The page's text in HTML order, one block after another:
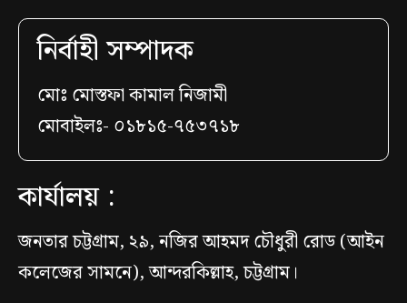
নির্বাহী সম্পাদক
মোঃ মোস্তফা কামাল নিজামী
মোবাইলঃ- ০১৮১৫-৭৫৩৭১৮
কার্যালয় :
জনতার চট্টগ্রাম, ২৯, নজির আহমদ চৌধুরী রোড (আইন
কলেজের সামনে), আন্দরকিল্লাহ, চট্টগ্রাম।